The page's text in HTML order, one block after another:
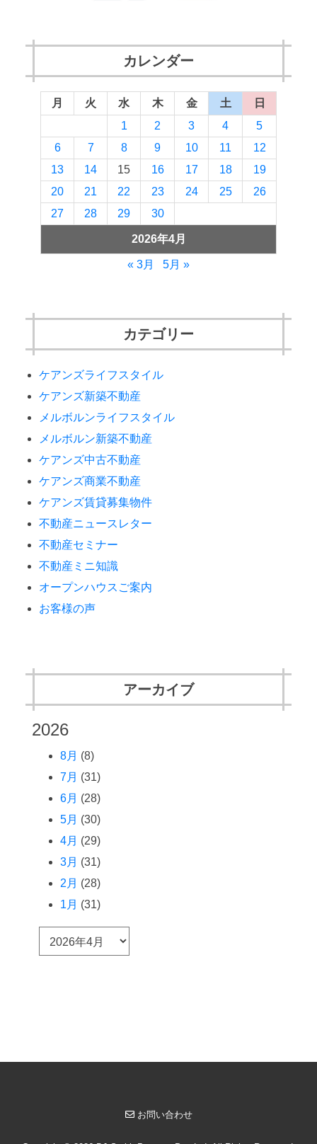
カレンダー
2026年4月
月 火 水 木 金 土
日
1
2 3 4
5
6
7 8 9 10 11
12
13
14 15 16 17 18
19
20
21 22 23 24 25
26
27
28 29 30
« 3月 5月 »
カテゴリー
ケアンズライフスタイル
ケアンズ新築不動産
メルボルンライフスタイル
メルボルン新築不動産
ケアンズ中古不動産
ケアンズ商業不動産
ケアンズ賃貸募集物件
不動産ニュースレター
不動産セミナー
不動産ミニ知識
オープンハウスご案内
お客様の声
アーカイブ
2026
8月 (8)
7月 (31)
6月 (28)
5月 (30)
4月 (29)
3月 (31)
2月 (28)
1月 (31)
ー
お問い合わせ